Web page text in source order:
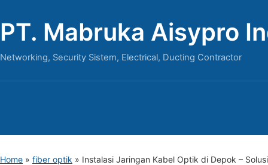
PT. Mabruka Aisypro
Networking, Security Sistem, Electrical, Ducting Contractor
Home » fiber optik » Instalasi Jaringan Kabel Optik di Depok –